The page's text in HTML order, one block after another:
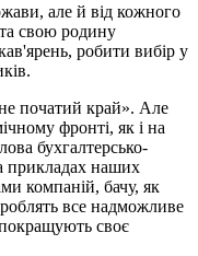
але й від кожного
свою родину
робити вибір у
початий край». Але
фронті, як і на
бухгалтерсько-
прикладах наших
компаній, бачу, як
все надможливе
своє